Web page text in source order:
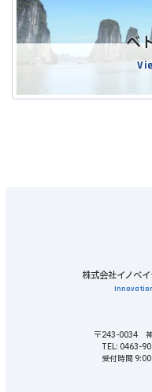
ベ
株式会社イノベ
〒243-0034 神
TEL: 0463-
受付時間